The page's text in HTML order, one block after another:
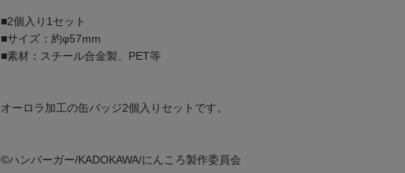
■2個入り1セット
■サイズ：約φ57mm
■素材：スチール合金製、PET等
オーロラ加工の缶バッジ2個入りセットです。
©ハンバーガー/KADOKAWA/にんころ製作委員会